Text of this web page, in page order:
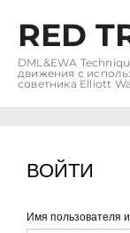
RED
DML&EWA
движения с
советника Elliott
ВОЙТИ
Имя пользователя